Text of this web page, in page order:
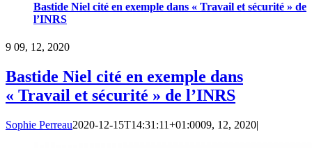
Bastide Niel cité en exemple dans « Travail et sécurité » de
l’INRS
9 09, 12, 2020
Bastide Niel cité en exemple dans
« Travail et sécurité » de l’INRS
Sophie Perreau2020-12-15T14:31:11+01:0009, 12, 2020|